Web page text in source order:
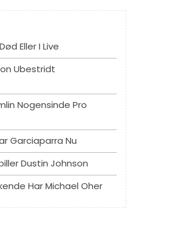
Eller I Live
Ubestridt
Nogensinde Pro
Garciaparra Nu
Dustin Johnson
Har Michael Oher